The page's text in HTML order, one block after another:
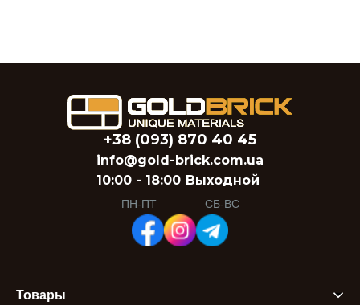
+38 (093) 870 40 45
info@gold-brick.com.ua
10:00 - 18:00
ПН-ПТ
Выходной
СБ-ВС
Товары